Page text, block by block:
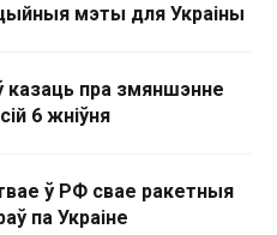
мэты для Украіны
казаць пра змяншэнне
6 жніўня
ў РФ свае ракетныя
па Украіне